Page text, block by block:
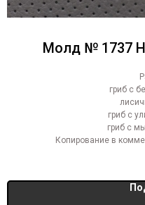
Молд № 1737
гриб с
гриб с
гриб с
Копирование в